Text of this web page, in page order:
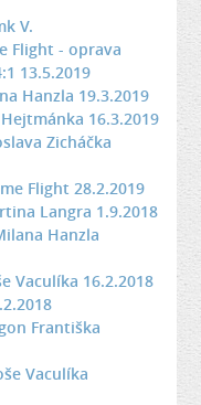
V.
Flight - oprava
13.5.2019
Hanzla 19.3.2019
16.3.2019
Zicháčka
Flight 28.2.2019
Langra 1.9.2018
Hanzla
Vaculíka 16.2.2018
Františka
Vaculíka